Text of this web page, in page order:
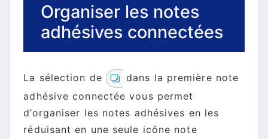
Organiser les notes
adhésives connectées
La sélection de
dans la première note
adhésive connectée vous permet
d’organiser les notes adhésives en les
réduisant en une seule icône note